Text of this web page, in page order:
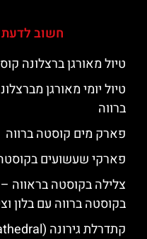
חשוב לדעת
טיול מאורגן ברצלונה
טיול יומי מאורגן
ברווה
פארק מים קוסטה ברווה
פארקי שעשועים
צלילה בקוסטה בראווה
בקוסטה ברווה עם בלון